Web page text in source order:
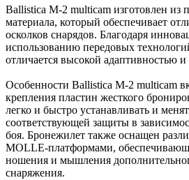
Ballistica М-2 multicam изготовлен из
материала, который обеспечивает
осколков снарядов. Благодаря
использованию передовых
отличается высокой адаптивностью
Особенности Ballistica М-2 multicam
крепления пластин жесткого
легко и быстро устанавливать и
соответствующей защиты в
боя. Бронежилет также оснащен
MOLLE-платформами,
ношения и мышления
снаряжения.